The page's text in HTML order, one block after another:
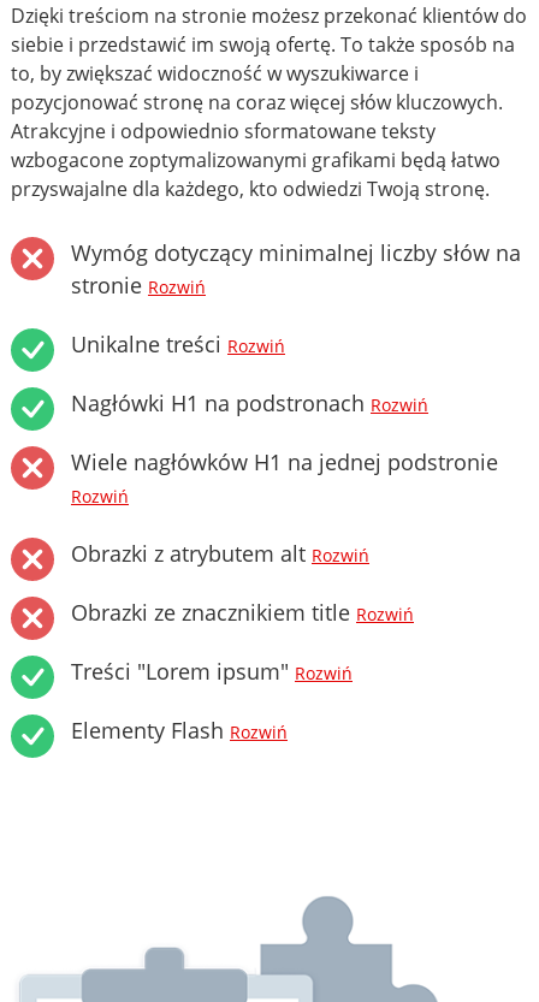
Dzięki treściom na stronie możesz przekonać klientów do
siebie i przedstawić im swoją ofertę. To także sposób na
to, by zwiększać widoczność w wyszukiwarce i
pozycjonować stronę na coraz więcej słów kluczowych.
Atrakcyjne i odpowiednio sformatowane teksty
wzbogacone zoptymalizowanymi grafikami będą łatwo
przyswajalne dla każdego, kto odwiedzi Twoją stronę.
Wymóg dotyczący minimalnej liczby słów na
stronie Rozwiń
Unikalne treści Rozwiń
Nagłówki H1 na podstronach Rozwiń
Wiele nagłówków H1 na jednej podstronie
Rozwiń
Obrazki z atrybutem alt Rozwiń
Obrazki ze znacznikiem title Rozwiń
Treści "Lorem ipsum" Rozwiń
Elementy Flash Rozwiń